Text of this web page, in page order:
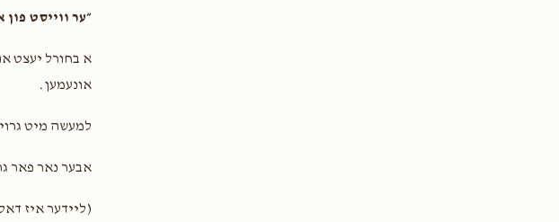
$100.00
״ער ווייסט פון
א בחורל יעצט
אונעמען.
למעשה מיט
אבער נאר פאר
(ליידער איז